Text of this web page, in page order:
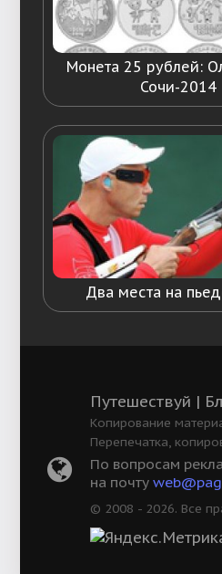
Монета 25 рублей:
Сочи-2014
Два места на
Путешествуй |
Копирование
Перепечатка,
По вопросам
на почту
© 2008 - 2026. Все